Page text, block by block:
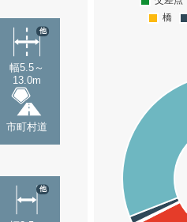
幅5.5～
13.0m
他
市町村道
他